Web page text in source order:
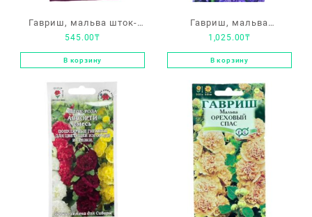
Гавриш, мальва шток-
розовая «Черные глаза»
545.00₸
В корзину
Гавриш, мальва
«Фиолетовый бархат»
1,025.00₸
В корзину